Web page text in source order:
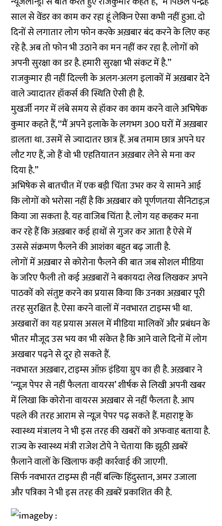
साल से वेंडर का काम कर रहा हूं लेकिन ऐसा कभी नहीं हुआ. दो
दिनों से लगातार लोग फोन करके अख़बार बंद करने के लिए कह
रहे है. अब तो फोन भी उठाने का मन नहीं कर रहा है. लोगों को
अपनी सुरक्षा का डर है. हमारी सुरक्षा भी संकट में है.’’
राजकुमार ही नहीं दिल्ली के अलग-अलग इलाकों में अख़बार देने
वाले ज्यादातर हॉकर्स की स्थिति ऐसी ही है.
मुखर्जी नगर में लंबे समय से हॉकर का काम करने वाले अभिषेक
कुमार कहते हैं, ‘‘मैं अपने इलाके के लगभग 300 घरों में अख़बार
डालता था. उसमें से ज्यादातर छात्र हैं. अब तमाम छात्र अपने घर
लौट गए हैं, जो हैं वो भी एहतियातन अख़बार लेने से मना कर
दिया है.”
अभिषेक से बातचीत में एक बड़ी चिंता उभर कर ये सामने आई
कि लोगों को भरोसा नहीं है कि अख़बार को पूर्णणतया सैनिटाइज़
किया जा सकता है. यह वाजिब चिंता है. लोग यह कहकर मना
कर रहे हैं कि अख़बार कई हाथों से गुजर कर आता है ऐसे में
उससे संक्रमण फैलने की आशंका बहुत बढ़ जाती है.
लोगों में अख़बार से कोरोना फैलने की बात जब सोशल मीडिया
के जरिए फैली तो कई अख़बारों ने बकायदा लेख लिखकर अपने
पाठकों को संतुष्ट करने का प्रयास किया कि उनका अख़बार पूरी
तरह सुरक्षित है. ऐसा करने वालों में नवभारत टाइम्स भी था.
अखबारों का यह प्रयास असल में मीडिया मालिकों और प्रबंधन के
भीतर मौजूद उस भय का भी संकेत है कि आने वाले दिनों में लोग
अखबार पढ़ने से दूर हो सकते हैं.
नवभारत अख़बार, टाइम्स ऑफ़ इंडिया ग्रुप का ही है. अख़बार ने
‘न्यूज़ पेपर से नहीं फैलता वायरस’ शीर्षक से लिखी अपनी खबर
में लिखा कि कोरोना वायरस अख़बार से नहीं फैलता है. आप
पहले की तरह आराम से न्यूज़ पेपर पढ़ सकते हैं. महाराष्ट्र के
स्वास्थ्य मंत्रालय ने भी इस तरह की खबरों को अफवाह बताया है.
राज्य के स्वास्थ्य मंत्री राजेश टोपे ने चेताया कि झूठी ख़बरें
फ़ैलाने वालों के खिलाफ कड़ी कार्रवाई की जाएगी.
सिर्फ नवभारत टाइम्स ही नहीं बल्कि हिंदुस्तान, अमर उजाला
और पत्रिका ने भी इस तरह की ख़बरें प्रकाशित की है.